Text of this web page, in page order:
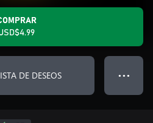
DE DESEOS ● ● ●